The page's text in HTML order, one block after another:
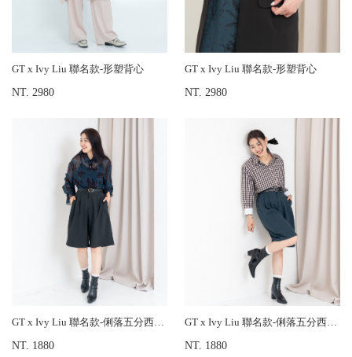
GT x Ivy Liu 聯名款-形塑背心
NT. 2980
GT x Ivy Liu 聯名款-形塑背心
NT. 2980
NT. 1880
GT x Ivy Liu 聯名款-俐落五分西裝褲
NT. 1880